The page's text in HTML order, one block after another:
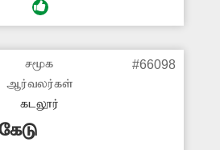
செல்பவர்கள் மூக்கை
சீர்கேடு
அபாயமும்
எனவே அந்த சாக்கடை
தடுக்க
செய்ய வேண்டும்.
சமூக
ஆர்வலர்கள்
கடலூர்
#66098